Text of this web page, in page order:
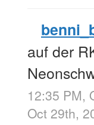
auf der
12:35 PM,
Oct 29th,